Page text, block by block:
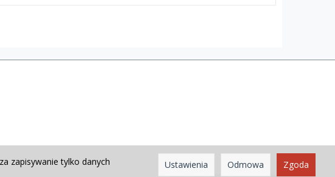
zapisywanie tylko danych
Ustawienia Odmowa Zgoda